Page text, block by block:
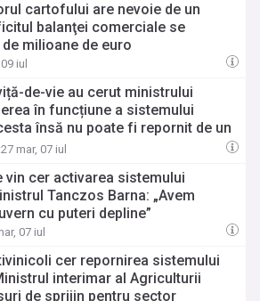
cartofului are nevoie de un
balanţei comerciale se
milioane de euro
iul
de-vie au cerut ministrului
în funcțiune a sistemului
însă nu poate fi repornit de un
demnitarul
mar, 07 iul
vin cer activarea sistemului
Tanczos Barna: „Avem
cu puteri depline”
07 iul
cer repornirea sistemului
interimar al Agriculturii
de sprijin pentru sector